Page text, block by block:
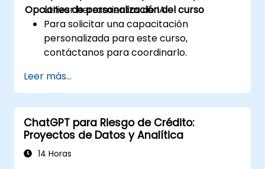
utilizar herramientas de IA.
Opciones de personalización del curso
Para solicitar una capacitación
personalizada para este curso,
contáctanos para coordinarlo.
Leer más...
ChatGPT para Riesgo de Crédito:
Proyectos de Datos y Analítica
14 Horas